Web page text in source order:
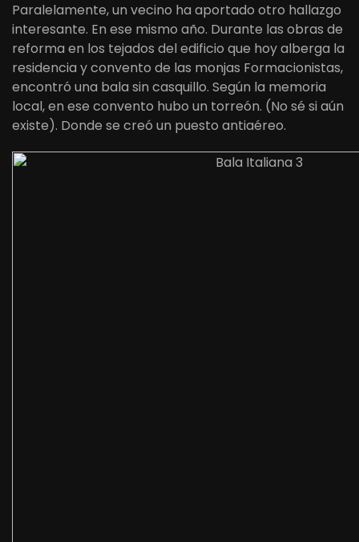
Paralelamente, un vecino ha aportado otro hallazgo
interesante. En ese mismo año. Durante las obras de
reforma en los tejados del edificio que hoy alberga la
residencia y convento de las monjas Formacionistas,
encontró una bala sin casquillo. Según la memoria
local, en ese convento hubo un torreón. (No sé si aún
existe). Donde se creó un puesto antiaéreo.